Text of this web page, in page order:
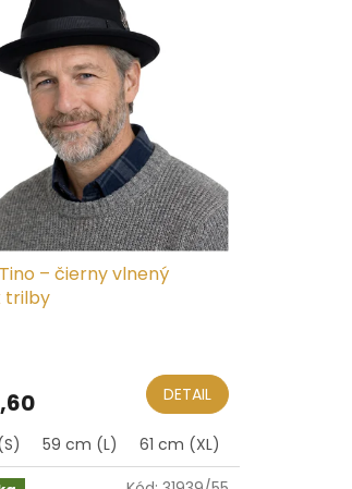
– čierny vlnený
trilby
DETAIL
59 cm (L) 61 cm (XL)